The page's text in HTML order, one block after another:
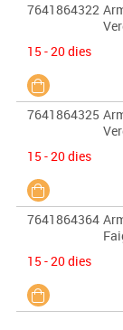
7641864322
15 - 20 dies
7641864325
15 - 20 dies
7641864364
15 - 20 dies